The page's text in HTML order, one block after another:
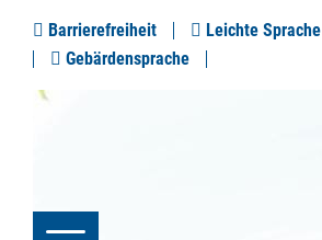
Barrierefreiheit
Leichte Sprache
Gebärdensprache